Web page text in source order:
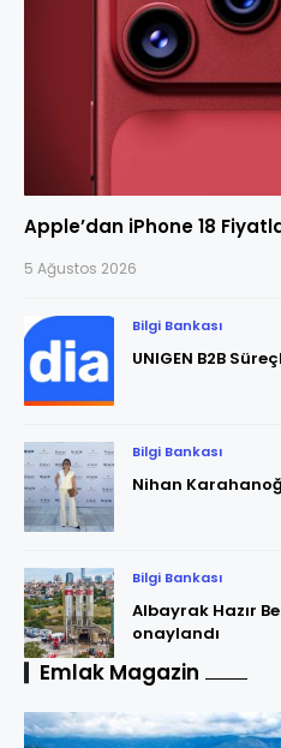
Apple’dan iPhone 18
5 Ağustos 2026
Bilgi Bankası
UNIGEN B2B
Bilgi Bankası
Nihan
Bilgi Bankası
Albayrak Hazır Beton’un halka
onaylandı
Emlak Magazin